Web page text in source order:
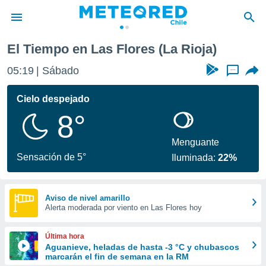
de
por
se
calidad.
a este
las
y
digital
basada
El Tiempo en Las Flores (La Rioja)
05:19 Sábado ...
Cielo despejado
8°
Sensación de 5°
Menguante
Iluminada:22%
Aviso de nivel amarillo
Alerta moderada por viento en Las Flores hoy
Última hora
Aguanieve, heladas de hasta -3 °C y chubascos
marcarán el fin de semana en la RM